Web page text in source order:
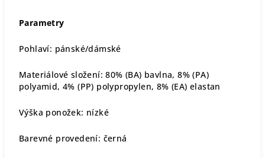
Parametry
Pohlaví: pánské/dámské
Materiálové složení: 80% (BA) bavlna, 8% (PA)
polyamid, 4% (PP) polypropylen, 8% (EA) elastan
Výška ponožek: nízké
Barevné provedení: černá